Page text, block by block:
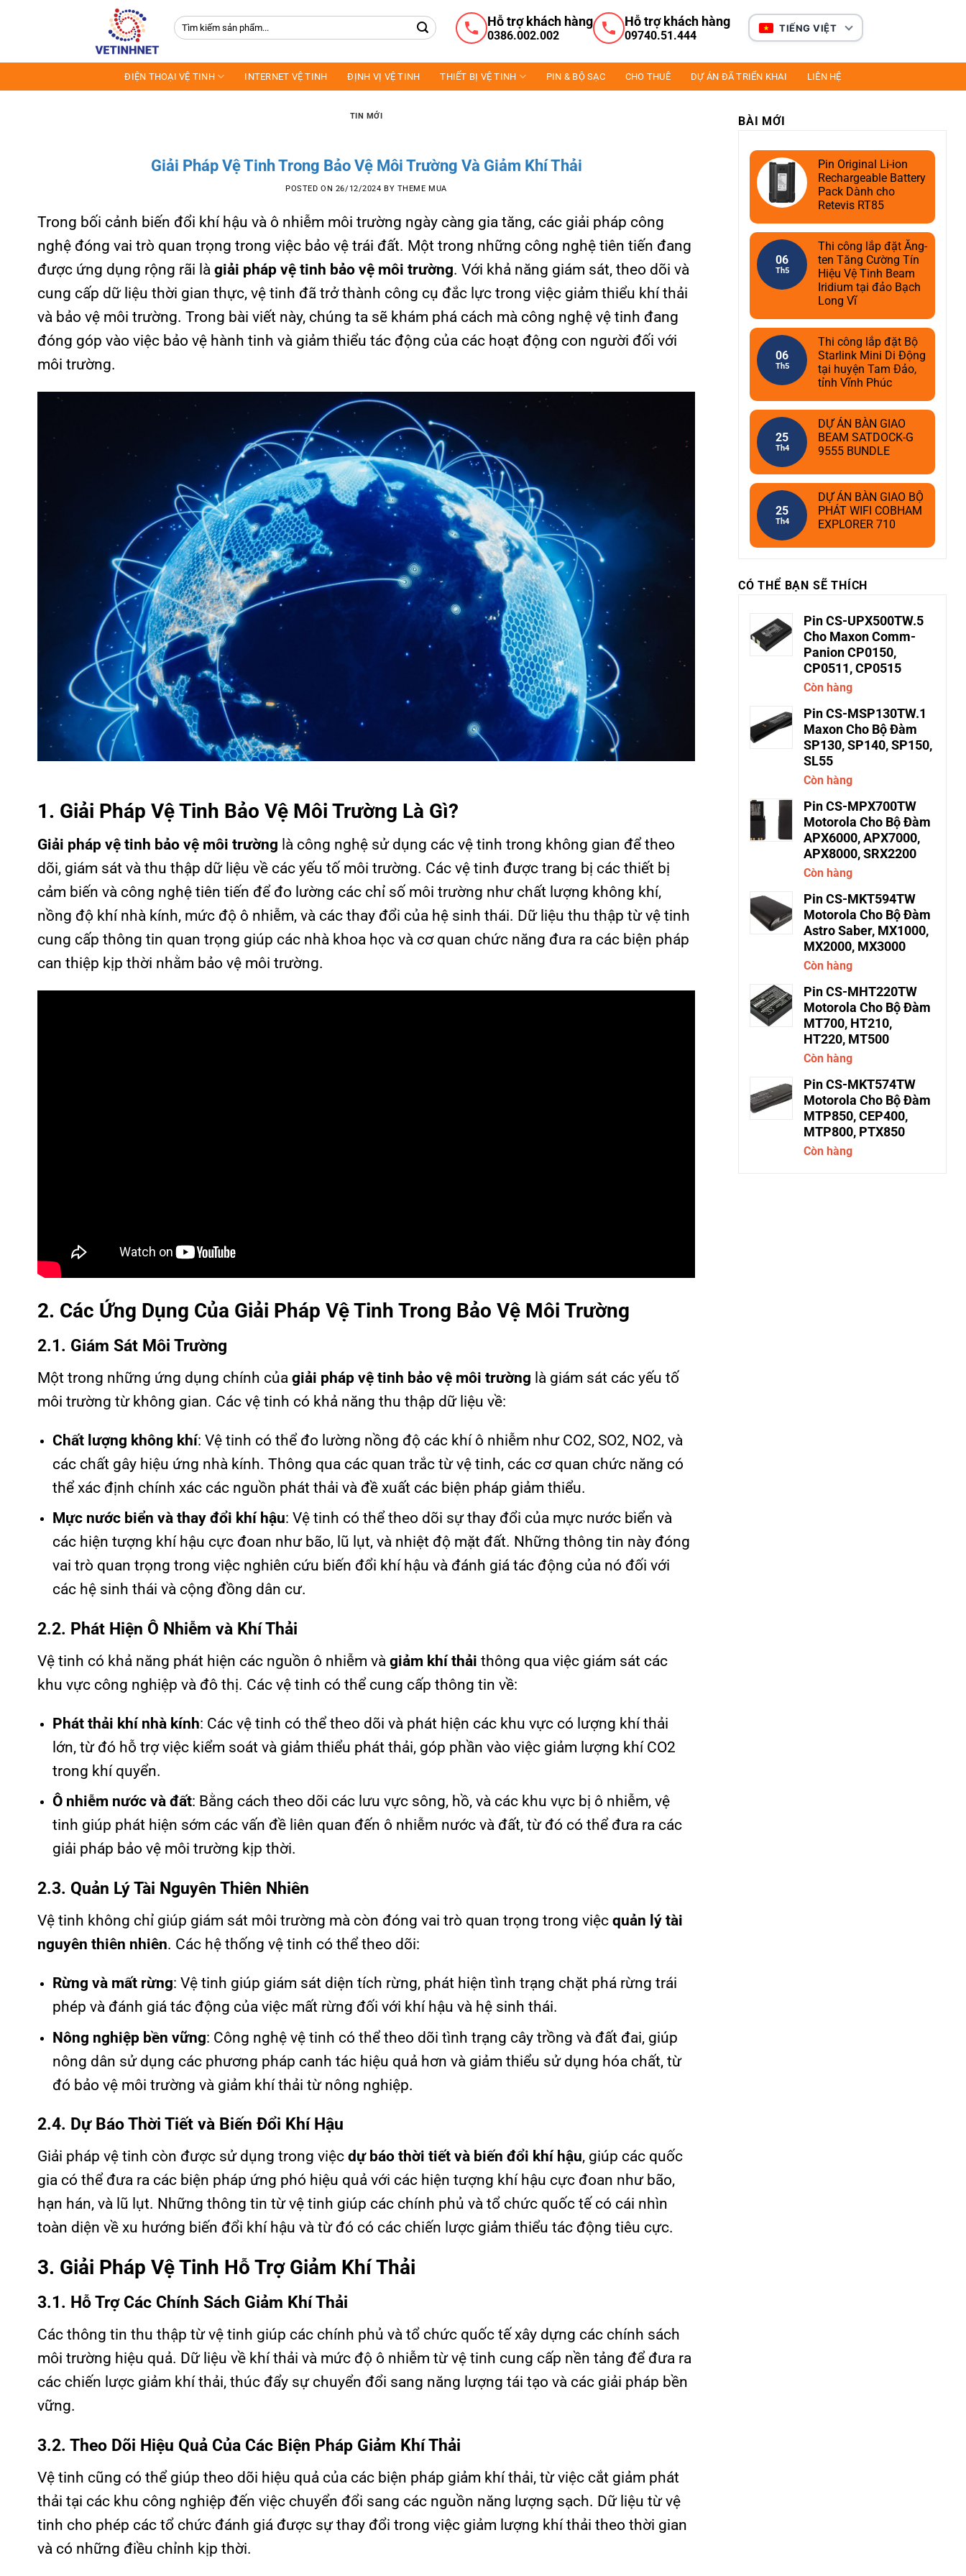
Tìm
kiếm:
Hỗ trợ khách hàng
0386.002.002
Hỗ trợ khách hàng
09740.51.444
TIẾNG VIỆT
ĐIỆN THOẠI VỆ TINH INTERNET VỆ TINH ĐỊNH VỊ VỆ TINH THIẾT BỊ VỆ TINH PIN & BỘ SẠC CHO THUÊ DỰ ÁN ĐÃ TRIỂN KHAI LIÊN HỆ
TIN MỚI
Giải Pháp Vệ Tinh Trong Bảo Vệ Môi Trường Và Giảm Khí Thải
POSTED ON 26/12/2024 BY THEME MUA
Trong bối cảnh biến đổi khí hậu và ô nhiễm môi trường ngày càng gia tăng, các giải pháp công
nghệ đóng vai trò quan trọng trong việc bảo vệ trái đất. Một trong những công nghệ tiên tiến đang
được ứng dụng rộng rãi là giải pháp vệ tinh bảo vệ môi trường. Với khả năng giám sát, theo dõi và
cung cấp dữ liệu thời gian thực, vệ tinh đã trở thành công cụ đắc lực trong việc giảm thiểu khí thải
và bảo vệ môi trường. Trong bài viết này, chúng ta sẽ khám phá cách mà công nghệ vệ tinh đang
đóng góp vào việc bảo vệ hành tinh và giảm thiểu tác động của các hoạt động con người đối với
môi trường.
1. Giải Pháp Vệ Tinh Bảo Vệ Môi Trường Là Gì?
Giải pháp vệ tinh bảo vệ môi trường là công nghệ sử dụng các vệ tinh trong không gian để theo
dõi, giám sát và thu thập dữ liệu về các yếu tố môi trường. Các vệ tinh được trang bị các thiết bị
cảm biến và công nghệ tiên tiến để đo lường các chỉ số môi trường như chất lượng không khí,
nồng độ khí nhà kính, mức độ ô nhiễm, và các thay đổi của hệ sinh thái. Dữ liệu thu thập từ vệ tinh
cung cấp thông tin quan trọng giúp các nhà khoa học và cơ quan chức năng đưa ra các biện pháp
can thiệp kịp thời nhằm bảo vệ môi trường.
2. Các Ứng Dụng Của Giải Pháp Vệ Tinh Trong Bảo Vệ Môi Trường
2.1. Giám Sát Môi Trường
Một trong những ứng dụng chính của giải pháp vệ tinh bảo vệ môi trường là giám sát các yếu tố
môi trường từ không gian. Các vệ tinh có khả năng thu thập dữ liệu về:
Chất lượng không khí: Vệ tinh có thể đo lường nồng độ các khí ô nhiễm như CO2, SO2, NO2, và
các chất gây hiệu ứng nhà kính. Thông qua các quan trắc từ vệ tinh, các cơ quan chức năng có
thể xác định chính xác các nguồn phát thải và đề xuất các biện pháp giảm thiểu.
Mực nước biển và thay đổi khí hậu: Vệ tinh có thể theo dõi sự thay đổi của mực nước biển và
các hiện tượng khí hậu cực đoan như bão, lũ lụt, và nhiệt độ mặt đất. Những thông tin này đóng
vai trò quan trọng trong việc nghiên cứu biến đổi khí hậu và đánh giá tác động của nó đối với
các hệ sinh thái và cộng đồng dân cư.
2.2. Phát Hiện Ô Nhiễm và Khí Thải
Vệ tinh có khả năng phát hiện các nguồn ô nhiễm và giảm khí thải thông qua việc giám sát các
khu vực công nghiệp và đô thị. Các vệ tinh có thể cung cấp thông tin về:
Phát thải khí nhà kính: Các vệ tinh có thể theo dõi và phát hiện các khu vực có lượng khí thải
lớn, từ đó hỗ trợ việc kiểm soát và giảm thiểu phát thải, góp phần vào việc giảm lượng khí CO2
trong khí quyển.
Ô nhiễm nước và đất: Bằng cách theo dõi các lưu vực sông, hồ, và các khu vực bị ô nhiễm, vệ
tinh giúp phát hiện sớm các vấn đề liên quan đến ô nhiễm nước và đất, từ đó có thể đưa ra các
giải pháp bảo vệ môi trường kịp thời.
2.3. Quản Lý Tài Nguyên Thiên Nhiên
Vệ tinh không chỉ giúp giám sát môi trường mà còn đóng vai trò quan trọng trong việc quản lý tài
nguyên thiên nhiên. Các hệ thống vệ tinh có thể theo dõi:
Rừng và mất rừng: Vệ tinh giúp giám sát diện tích rừng, phát hiện tình trạng chặt phá rừng trái
phép và đánh giá tác động của việc mất rừng đối với khí hậu và hệ sinh thái.
Nông nghiệp bền vững: Công nghệ vệ tinh có thể theo dõi tình trạng cây trồng và đất đai, giúp
nông dân sử dụng các phương pháp canh tác hiệu quả hơn và giảm thiểu sử dụng hóa chất, từ
đó bảo vệ môi trường và giảm khí thải từ nông nghiệp.
2.4. Dự Báo Thời Tiết và Biến Đổi Khí Hậu
Giải pháp vệ tinh còn được sử dụng trong việc dự báo thời tiết và biến đổi khí hậu, giúp các quốc
gia có thể đưa ra các biện pháp ứng phó hiệu quả với các hiện tượng khí hậu cực đoan như bão,
hạn hán, và lũ lụt. Những thông tin từ vệ tinh giúp các chính phủ và tổ chức quốc tế có cái nhìn
toàn diện về xu hướng biến đổi khí hậu và từ đó có các chiến lược giảm thiểu tác động tiêu cực.
3. Giải Pháp Vệ Tinh Hỗ Trợ Giảm Khí Thải
3.1. Hỗ Trợ Các Chính Sách Giảm Khí Thải
Các thông tin thu thập từ vệ tinh giúp các chính phủ và tổ chức quốc tế xây dựng các chính sách
môi trường hiệu quả. Dữ liệu về khí thải và mức độ ô nhiễm từ vệ tinh cung cấp nền tảng để đưa ra
các chiến lược giảm khí thải, thúc đẩy sự chuyển đổi sang năng lượng tái tạo và các giải pháp bền
vững.
3.2. Theo Dõi Hiệu Quả Của Các Biện Pháp Giảm Khí Thải
Vệ tinh cũng có thể giúp theo dõi hiệu quả của các biện pháp giảm khí thải, từ việc cắt giảm phát
thải tại các khu công nghiệp đến việc chuyển đổi sang các nguồn năng lượng sạch. Dữ liệu từ vệ
tinh cho phép các tổ chức đánh giá được sự thay đổi trong việc giảm lượng khí thải theo thời gian
và có những điều chỉnh kịp thời.
BÀI MỚI
Pin Original Li-ion
Rechargeable Battery
Pack Dành cho
Retevis RT85
06
Th5
Thi công lắp đặt Ăng-
ten Tăng Cường Tín
Hiệu Vệ Tinh Beam
Iridium tại đảo Bạch
Long Vĩ
06
Th5
Thi công lắp đặt Bộ
Starlink Mini Di Động
tại huyện Tam Đảo,
tỉnh Vĩnh Phúc
25
Th4
DỰ ÁN BÀN GIAO
BEAM SATDOCK-G
9555 BUNDLE
25
Th4
DỰ ÁN BÀN GIAO BỘ
PHÁT WIFI COBHAM
EXPLORER 710
CÓ THỂ BẠN SẼ THÍCH
Pin CS-UPX500TW.5
Cho Maxon Comm-
Panion CP0150,
CP0511, CP0515
Còn hàng
Pin CS-MSP130TW.1
Maxon Cho Bộ Đàm
SP130, SP140, SP150,
SL55
Còn hàng
Pin CS-MPX700TW
Motorola Cho Bộ Đàm
APX6000, APX7000,
APX8000, SRX2200
Còn hàng
Pin CS-MKT594TW
Motorola Cho Bộ Đàm
Astro Saber, MX1000,
MX2000, MX3000
Còn hàng
Pin CS-MHT220TW
Motorola Cho Bộ Đàm
MT700, HT210,
HT220, MT500
Còn hàng
Pin CS-MKT574TW
Motorola Cho Bộ Đàm
MTP850, CEP400,
MTP800, PTX850
Còn hàng